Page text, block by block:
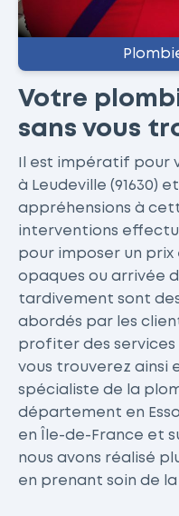
Votre
sans vous
Il est impératif pour
à Leudeville (91630)
appréhensions à
interventions
pour imposer un
opaques ou arrivée
tardivement sont
abordés par les
profiter des services
vous trouverez ainsi
spécialiste de la
département en
en Île-de-France et
nous avons réalisé
en prenant soin de